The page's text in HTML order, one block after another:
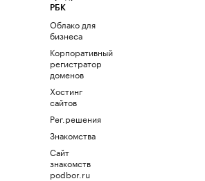
РБК
Облако для
бизнеса
Корпоративный
регистратор
доменов
Хостинг
сайтов
Рег.решения
Знакомства
Сайт
знакомств
podbor.ru